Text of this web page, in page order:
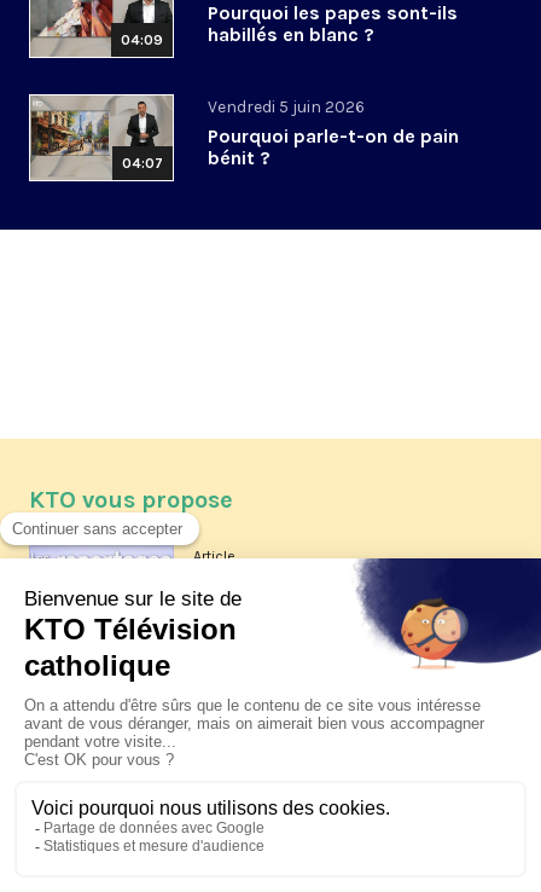
04:09
Pourquoi les papes sont-ils
habillés en blanc ?
04:07
Vendredi 5 juin 2026
Pourquoi parle-t-on de pain
bénit ?
KTO vous propose
Article
Les reportages d'été 2026 de KTO
La visite pastorale du pape Léon
XIV à Assise à suivre sur KTO le
jeudi 6 août
Le pape en Uruguay, Argentine et
Pérou du 6 au 17 novembre 2026